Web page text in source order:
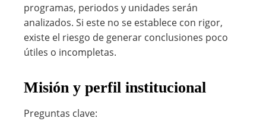
programas, periodos y unidades serán
analizados. Si este no se establece con rigor,
existe el riesgo de generar conclusiones poco
útiles o incompletas.
Misión y perfil institucional
Preguntas clave: